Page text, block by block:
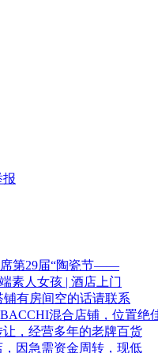
报
第29届“陶瓷节——
素人女孩 | 酒店上门
铺有房间空的话请联系
混合店铺，位置绝
，经营多年的老牌百货
因急需资金周转，现低